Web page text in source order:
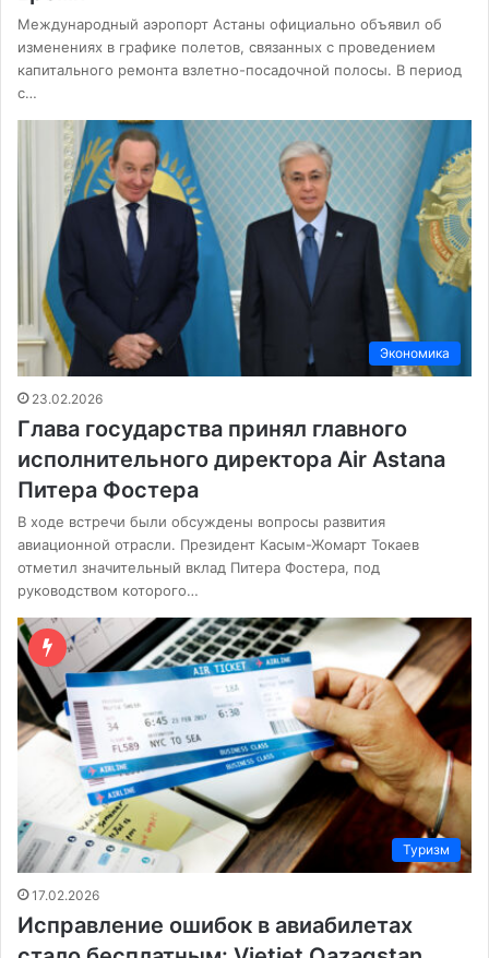
Международный аэропорт Астаны официально объявил об
изменениях в графике полетов, связанных с проведением
капитального ремонта взлетно-посадочной полосы. В период
с…
Экономика
23.02.2026
Глава государства принял главного
исполнительного директора Air Astana
Питера Фостера
В ходе встречи были обсуждены вопросы развития
авиационной отрасли. Президент Касым-Жомарт Токаев
отметил значительный вклад Питера Фостера, под
руководством которого…
Туризм
17.02.2026
Исправление ошибок в авиабилетах